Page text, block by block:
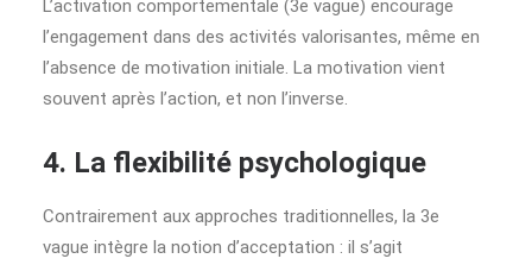
L’activation comportementale (3e vague) encourage
l’engagement dans des activités valorisantes, même en
l’absence de motivation initiale. La motivation vient
souvent après l’action, et non l’inverse.
4. La flexibilité psychologique
Contrairement aux approches traditionnelles, la 3e
vague intègre la notion d’acceptation : il s’agit